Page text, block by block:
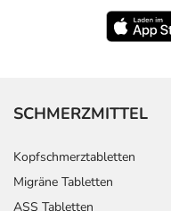
SCHMERZMITTEL
Kopfschmerztabletten
Migräne Tabletten
ASS Tabletten